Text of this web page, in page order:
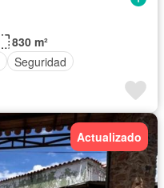
830 m²
Seguridad
Actualizado